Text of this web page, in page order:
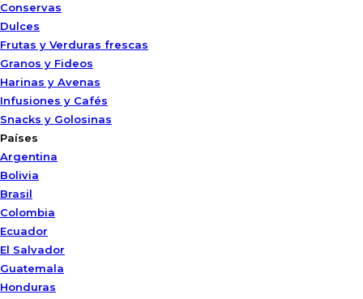
Conservas
Dulces
Frutas y Verduras frescas
Granos y Fideos
Harinas y Avenas
Infusiones y Cafés
Snacks y Golosinas
Países
Argentina
Bolivia
Brasil
Colombia
Ecuador
El Salvador
Guatemala
Honduras